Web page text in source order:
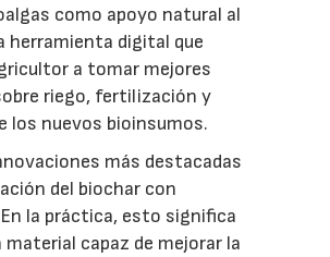
como apoyo natural al
herramienta digital que
a tomar mejores
riego, fertilización y
los nuevos bioinsumos.
más destacadas
del biochar con
la práctica, esto significa
material capaz de mejorar la